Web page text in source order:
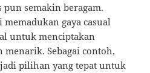
semakin beragam.
gaya casual
untuk menciptakan
Sebagai contoh,
pilihan yang tepat untuk